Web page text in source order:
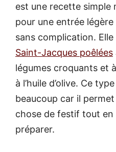
est une recette simple
pour une entrée
sans complication.
Saint-Jacques poêlées
légumes croquants et
à l’huile d’olive. Ce
beaucoup car il
chose de festif tout en
préparer.